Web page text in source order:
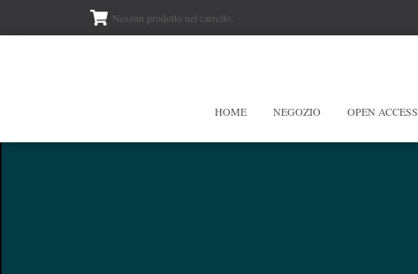
Nessun prodotto nel carrello.
HOME NEGOZIO OPEN ACCESS